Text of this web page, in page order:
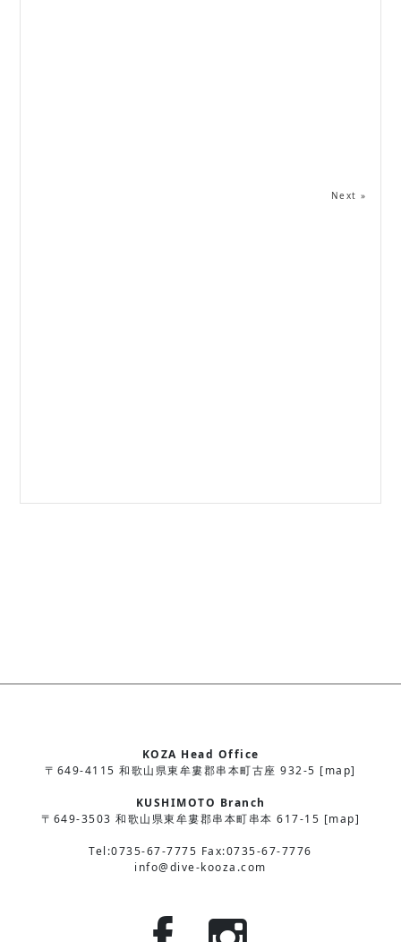
Next »
KOZA Head Office
〒649-4115 和歌山県東牟婁郡串本町古座 932-5 [map]
KUSHIMOTO Branch
〒649-3503 和歌山県東牟婁郡串本町串本 617-15 [map]
Tel:0735-67-7775 Fax:0735-67-7776
info@dive-kooza.com